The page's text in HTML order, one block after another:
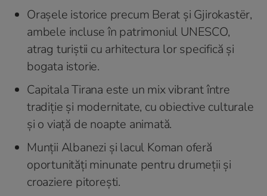
Orașele istorice precum Berat și Gjirokastër,
ambele incluse în patrimoniul UNESCO,
atrag turiștii cu arhitectura lor specifică și
bogata istorie.
Capitala Tirana este un mix vibrant între
tradiție și modernitate, cu obiective culturale
și o viață de noapte animată.
Munții Albanezi și lacul Koman oferă
oportunități minunate pentru drumeții și
croaziere pitorești.